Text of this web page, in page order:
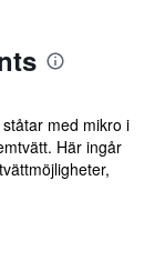
med mikro i
Här ingår